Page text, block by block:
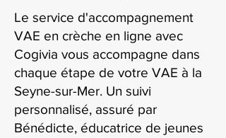
Le service d'accompagnement
VAE en crèche en ligne avec
Cogivia vous accompagne dans
chaque étape de votre VAE à la
Seyne-sur-Mer. Un suivi
personnalisé, assuré par
Bénédicte, éducatrice de jeunes